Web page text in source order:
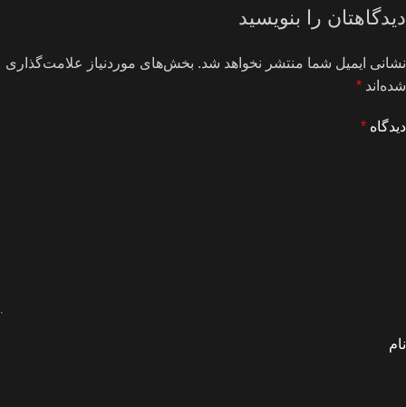
دیدگاهتان را بنویسید
نشانی ایمیل شما منتشر نخواهد شد. بخش‌های موردنیاز علامت‌گذاری
شده‌اند *
دیدگاه *
نام